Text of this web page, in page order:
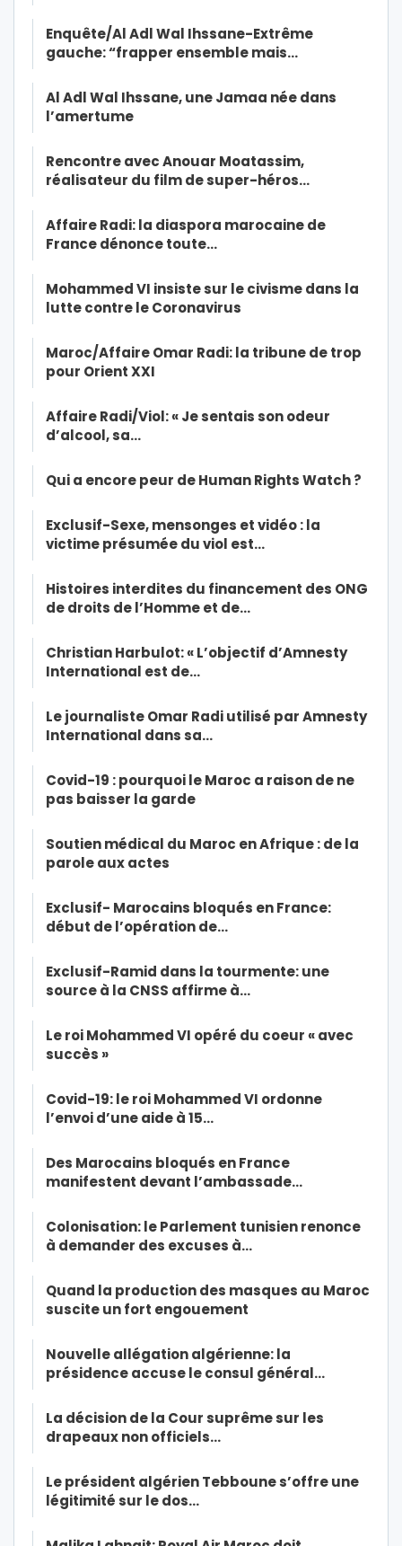
Enquête/Al Adl Wal Ihssane-Extrême
gauche: “frapper ensemble mais…
Al Adl Wal Ihssane, une Jamaa née dans
l’amertume
Rencontre avec Anouar Moatassim,
réalisateur du film de super-héros…
Affaire Radi: la diaspora marocaine de
France dénonce toute…
Mohammed VI insiste sur le civisme dans la
lutte contre le Coronavirus
Maroc/Affaire Omar Radi: la tribune de trop
pour Orient XXI
Affaire Radi/Viol: « Je sentais son odeur
d’alcool, sa…
Qui a encore peur de Human Rights Watch ?
Exclusif-Sexe, mensonges et vidéo : la
victime présumée du viol est…
Histoires interdites du financement des ONG
de droits de l’Homme et de…
Christian Harbulot: « L’objectif d’Amnesty
International est de…
Le journaliste Omar Radi utilisé par Amnesty
International dans sa…
Covid-19 : pourquoi le Maroc a raison de ne
pas baisser la garde
Soutien médical du Maroc en Afrique : de la
parole aux actes
Exclusif- Marocains bloqués en France:
début de l’opération de…
Exclusif-Ramid dans la tourmente: une
source à la CNSS affirme à…
Le roi Mohammed VI opéré du coeur « avec
succès »
Covid-19: le roi Mohammed VI ordonne
l’envoi d’une aide à 15…
Des Marocains bloqués en France
manifestent devant l’ambassade…
Colonisation: le Parlement tunisien renonce
à demander des excuses à…
Quand la production des masques au Maroc
suscite un fort engouement
Nouvelle allégation algérienne: la
présidence accuse le consul général…
La décision de la Cour suprême sur les
drapeaux non officiels…
Le président algérien Tebboune s’offre une
légitimité sur le dos…